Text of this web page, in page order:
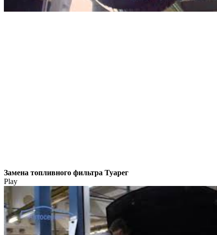
Замена топливного фильтра Туарег
Play